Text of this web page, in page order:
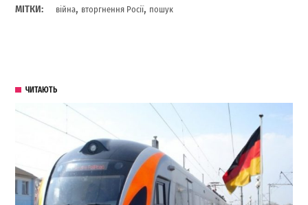
МІТКИ: війна, вторгнення Росії, пошук
ЧИТАЮТЬ